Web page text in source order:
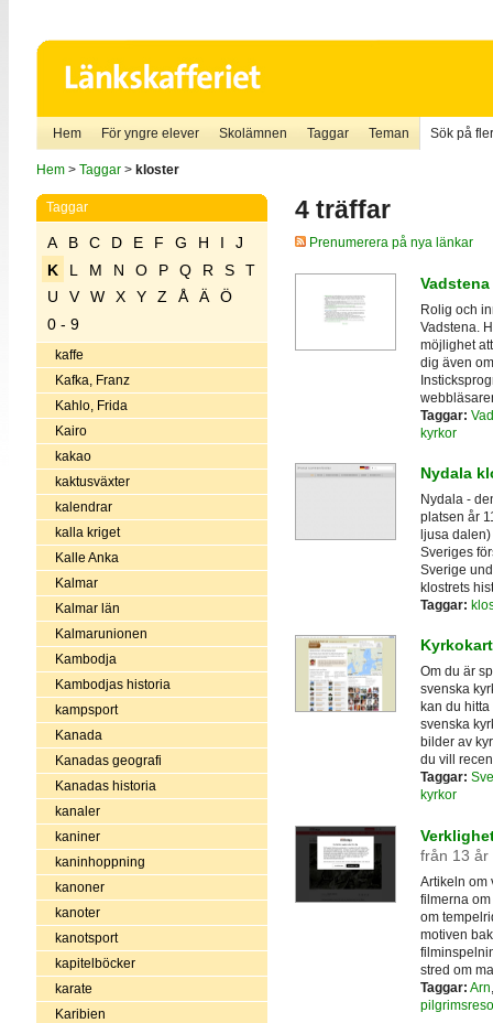
Hem För yngre elever Skolämnen Taggar Teman Sök på
Hem> Taggar> kloster
Taggar
A B C D E F G H I
J
K
L M N O P Q R S
T
U
V W X Y Z Å Ä
Ö
0 - 9
kaffe
Kafka, Franz
Kahlo, Frida
Kairo
kakao
kaktusväxter
kalendrar
kalla kriget
Kalle Anka
Kalmar
Kalmar län
Kalmarunionen
Kambodja
Kambodjas historia
kampsport
Kanada
Kanadas geografi
Kanadas historia
kanaler
kaniner
kaninhoppning
kanoner
kanoter
kanotsport
kapitelböcker
karate
Karibien
4 träffar
Prenumerera på nya länkar
Rolig och
Vadstena.
möjlighet
dig även
Taggar:
kyrkor
Nydala
Nydala -
platsen år
ljusa
Sveriges
Sverige
klostrets
Taggar:
Om du är
svenska
kan du
svenska
bilder av
du vill
Taggar:
kyrkor
från 13 år
Artikeln om
filmerna
om
motiven
stred om
Taggar: Arn